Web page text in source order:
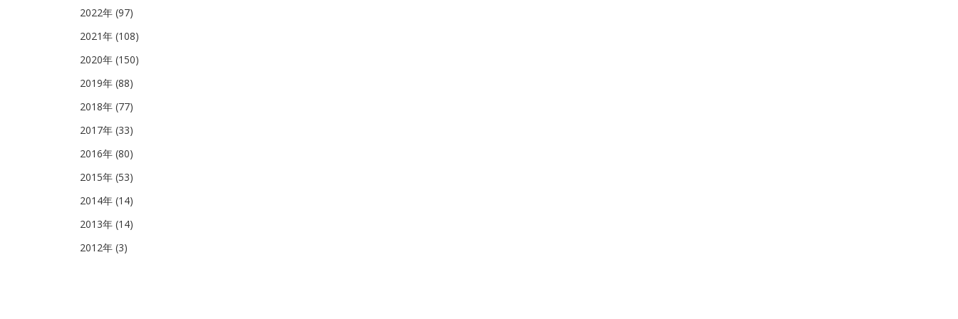
2022年 (97)
2021年 (108)
2020年 (150)
2019年 (88)
2018年 (77)
2017年 (33)
2016年 (80)
2015年 (53)
2014年 (14)
2013年 (14)
2012年 (3)